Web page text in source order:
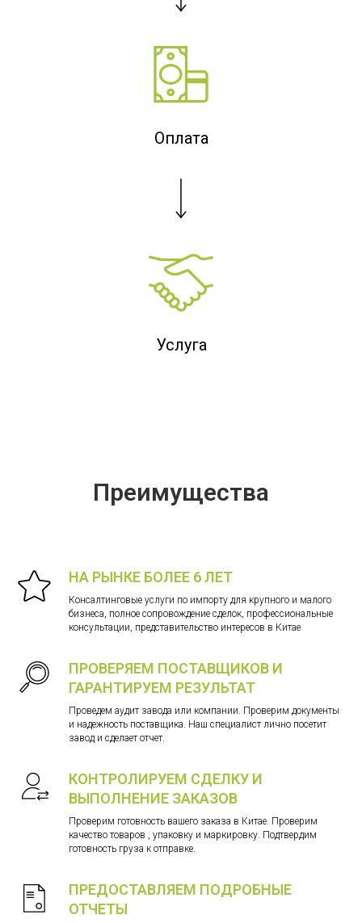
Оплата
Услуга
Преимущества
НА РЫНКЕ БОЛЕЕ 6 ЛЕТ
Консалтинговые услуги по импорту для крупного и малого
бизнеса, полное сопровождение сделок, профессиональные
консультации, представительство интересов в Китае
ПРОВЕРЯЕМ ПОСТАВЩИКОВ И
ГАРАНТИРУЕМ РЕЗУЛЬТАТ
Проведем аудит завода или компании. Проверим документы
и надежность поставщика. Наш специалист лично посетит
завод и сделает отчет.
КОНТРОЛИРУЕМ СДЕЛКУ И
ВЫПОЛНЕНИЕ ЗАКАЗОВ
Проверим готовность вашего заказа в Китае. Проверим
качество товаров , упаковку и маркировку. Подтвердим
готовность груза к отправке.
ПРЕДОСТАВЛЯЕМ ПОДРОБНЫЕ
ОТЧЕТЫ